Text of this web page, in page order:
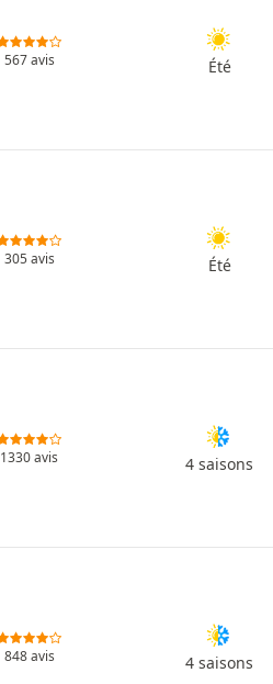
567 avis Été
305 avis Été
1330 avis 4 saisons
848 avis 4 saisons